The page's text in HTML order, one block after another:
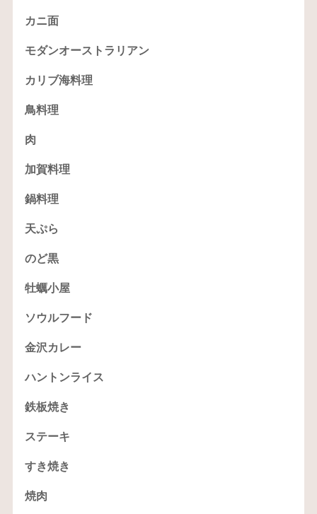
カニ面
モダンオーストラリアン
カリブ海料理
鳥料理
肉
加賀料理
鍋料理
天ぷら
のど黒
牡蠣小屋
ソウルフード
金沢カレー
ハントンライス
鉄板焼き
ステーキ
すき焼き
焼肉